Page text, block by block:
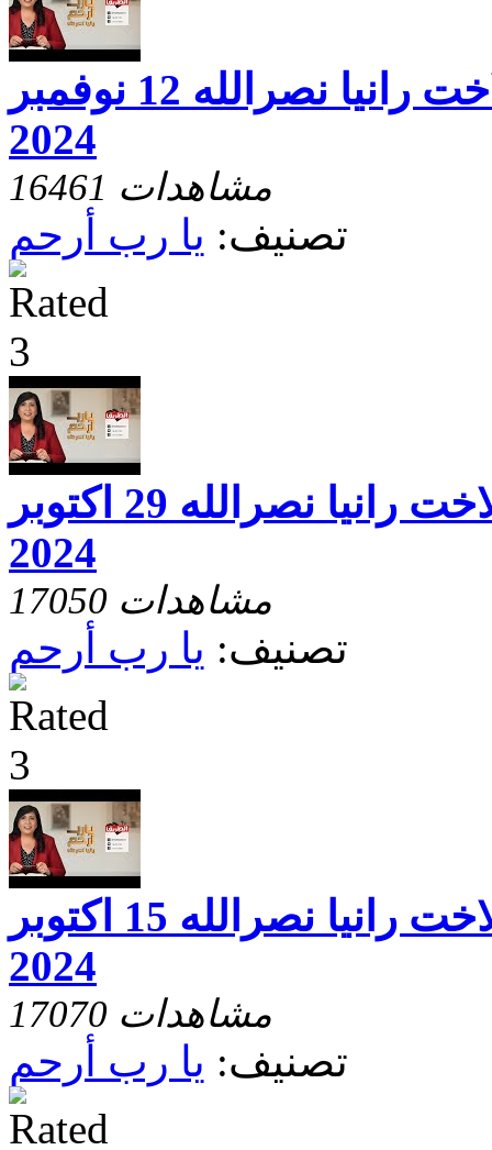
يارب ارحم مع الاخت رانيا نصرالله 12 نوفمبر
2024
16461 مشاهدات
تصنيف: يا رب أرحم
يارب ارحم مع الاخت رانيا نصرالله 29 اكتوبر
2024
17050 مشاهدات
تصنيف: يا رب أرحم
يارب ارحم مع الاخت رانيا نصرالله 15 اكتوبر
2024
17070 مشاهدات
تصنيف: يا رب أرحم